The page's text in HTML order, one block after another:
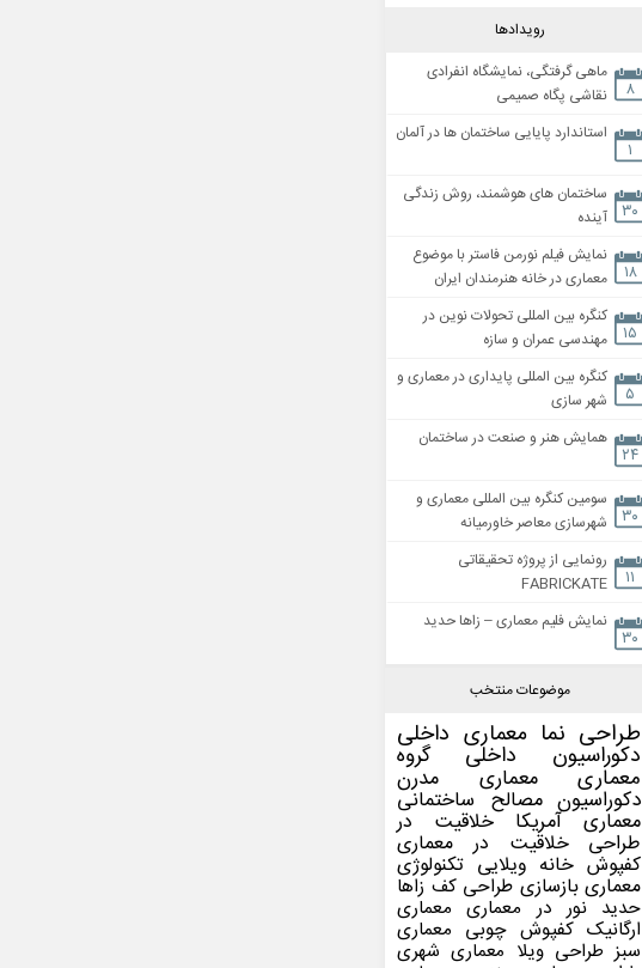
رویدادها
۸
ماهی گرفتگی، نمایشگاه انفرادی
نقاشی پگاه صمیمی
۱
استاندارد پایایی ساختمان ها در آلمان
۳۰
ساختمان های هوشمند، روش زندگی
آینده
۱۸
نمایش فیلم نورمن فاستر با موضوع
معماری در خانه هنرمندان ایران
۱۵
کنگره بین المللی تحولات نوین در
مهندسی عمران و سازه
۵
کنگره بین المللی پایداری در معماری و
شهر سازی
۲۴
همایش هنر و صنعت در ساختمان
۳۰
سومین کنگره بین المللی معماری و
شهرسازی معاصر خاورمیانه
۱۱
رونمایی از پروژه تحقیقاتی
FABRICKATE
۳۰
نمایش فلیم معماری – زاها حدید
موضوعات منتخب
طراحی نما معماری داخلی
دکوراسیون داخلی گروه
معماری معماری مدرن
دکوراسیون مصالح ساختمانی
معماری آمریکا خلاقیت در
طراحی خلاقیت در معماری
کفپوش خانه ویلایی تکنولوژی
معماری بازسازی طراحی کف زاها
حدید نور در معماری معماری
ارگانیک کفپوش چوبی معماری
سبز طراحی ویلا معماری شهری